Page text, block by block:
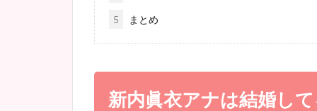
5 まとめ
新内眞衣アナは結婚し